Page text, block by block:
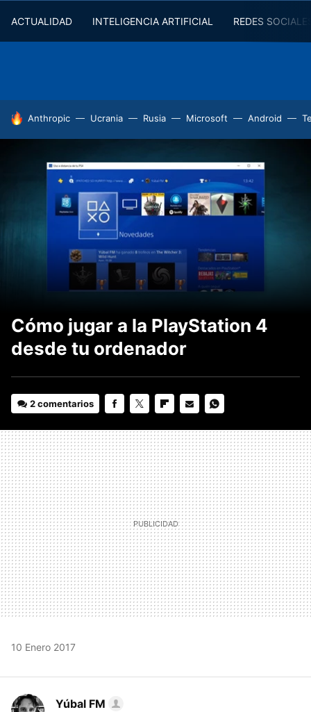
ACTUALIDAD INTELIGENCIA ARTIFICIAL REDES
HOY SE HABLA DE
Anthropic Ucrania Rusia Microsoft Android
Cómo jugar a la PlayStation 4
desde tu ordenador
2 comentarios
MAIL
10 Enero 2017
Yúbal FM